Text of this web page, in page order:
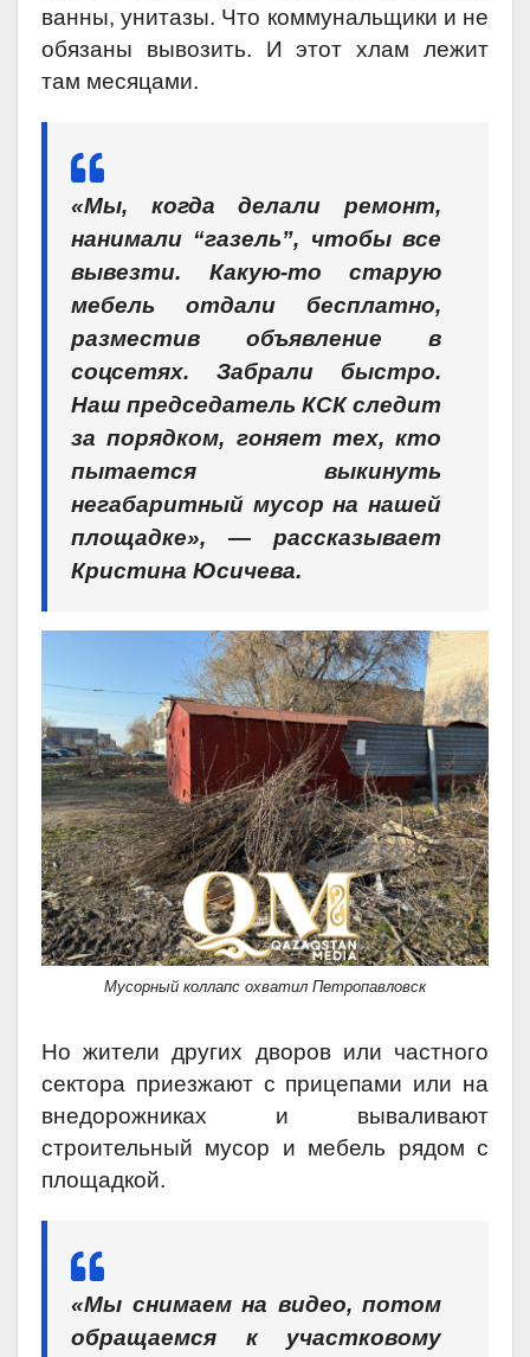
ванны, унитазы. Что коммунальщики и не
обязаны вывозить. И этот хлам лежит
там месяцами.
«Мы, когда делали ремонт,
нанимали “газель”, чтобы все
вывезти. Какую-то старую
мебель отдали бесплатно,
разместив объявление в
соцсетях. Забрали быстро.
Наш председатель КСК следит
за порядком, гоняет тех, кто
пытается выкинуть
негабаритный мусор на нашей
площадке», — рассказывает
Кристина Юсичева.
Мусорный коллапс охватил Петропавловск
Но жители других дворов или частного
сектора приезжают с прицепами или на
внедорожниках и вываливают
строительный мусор и мебель рядом с
площадкой.
«Мы снимаем на видео, потом
обращаемся к участковому